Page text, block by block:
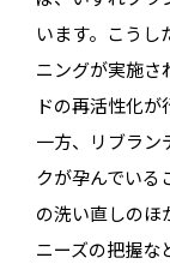
います。こうし
ニングが実施さ
ドの再活性化が
一方、リブラン
クが孕んでいる
の洗い直しのほ
ニーズの把握な